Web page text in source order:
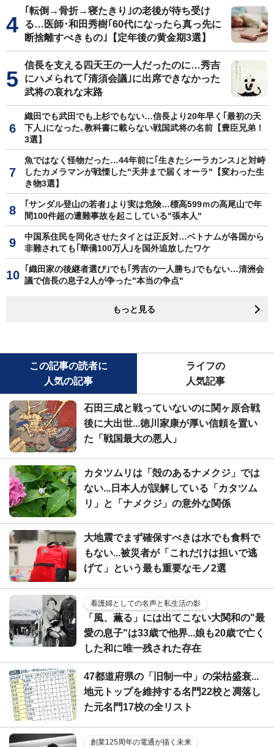
｢転倒→骨折→寝たきり｣の老後が待ち受け
る…医師･和田秀樹｢60代になったら真っ先に
断捨離すべきもの｣【定年後の黄金期3選】
信長を支える四天王の一人だったのに…秀吉
にハメられて｢清須会議｣に出席できなかった
武将の哀れな末路
織田でも武田でも上杉でもない…信長より20年早く｢最初の天
下人｣になった､教科書に載らない戦国武将の名前【豊臣兄弟！
3選】
魚ではなく怪物だった…44年前に｢生きたシーラカンス｣と対峙
したカメラマンが戦慄した"天井まで届くオーラ"【変わった生
き物3選】
｢サンダル登山の若者｣より実は危険…標高599ｍの高尾山で年
間100件超の遭難事故を起こしている"張本人"
中国系住民を同化させたタイとは正反対…ベトナムが各国から
非難されても｢華僑100万人｣を国外追放したワケ
｢織田家の後継者選び｣でも｢秀吉の一人勝ち｣でもない…清洲会
議で信長の息子2人が争った"本当の争点"
もっと見る
この記事の読者に
人気の記事
ライフの
人気記事
石田三成と戦っていないのに関ヶ原合戦
後に大出世...徳川家康が厚い信頼を置い
た「戦国最大の悪人」
カタツムリは「殻のあるナメクジ」では
ない...日本人が誤解している「カタツム
リ」と「ナメクジ」の意外な関係
大地震でまず確保すべきは水でも食料で
もない...被災者が「これだけは担いで逃
げて」という最も重要なモノ2選
看護婦としての名声と私生活の影
「風、薫る」には出てこない大関和の"最
愛の息子"は33歳で他界...娘も20歳で亡く
した和に唯一残された存在
47都道府県の「旧制一中」の栄枯盛衰...
地元トップを維持する名門22校と凋落し
た元名門17校の全リスト
創業125周年の電通が描く未来